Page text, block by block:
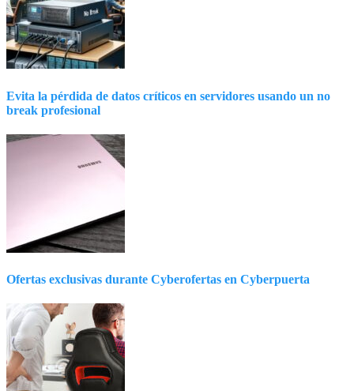
Evita la pérdida de datos críticos en servidores usando un no
break profesional
Ofertas exclusivas durante Cyberofertas en Cyberpuerta